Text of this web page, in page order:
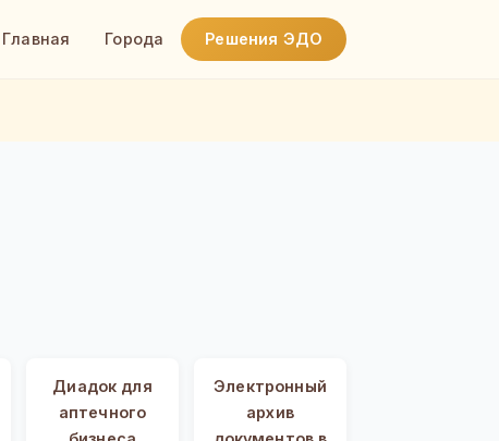
Главная Города Решения ЭДО
Диадок для
аптечного
Электронный
архив